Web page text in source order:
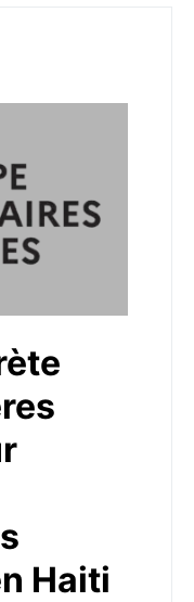
Haiti